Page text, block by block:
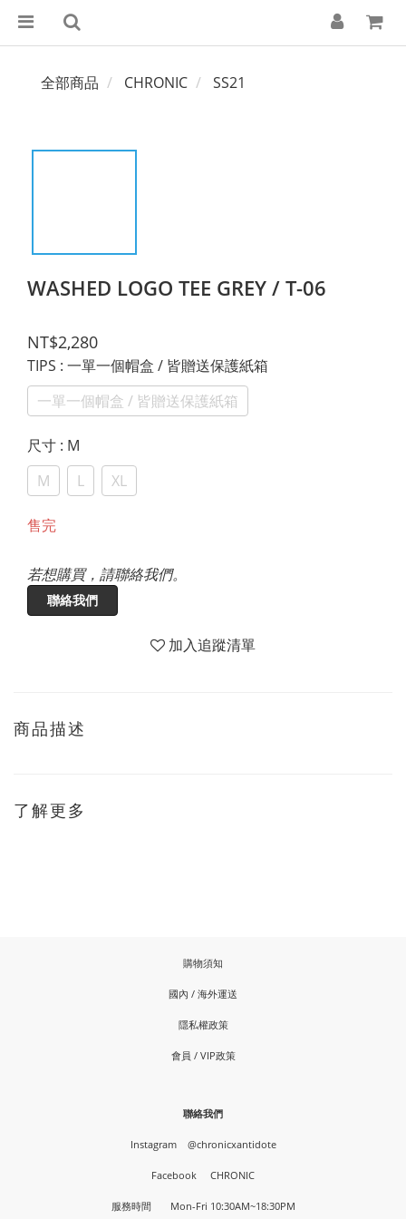
全部商品 CHRONIC SS21
WASHED LOGO TEE GREY / T-06
NT$2,280
TIPS : 一單一個帽盒 / 皆贈送保護紙箱
一單一個帽盒 / 皆贈送保護紙箱
尺寸 : M
M
L XL
售完
若想購買，請聯絡我們。
聯絡我們
加入追蹤清單
商品描述
了解更多
購物須知
國內 / 海外運送
隱私權政策
會員 / VIP政策
聯絡我們
Instagram @chronicxantidote
Facebook CHRONIC
服務時間 Mon-Fri 10:30AM~18:30PM